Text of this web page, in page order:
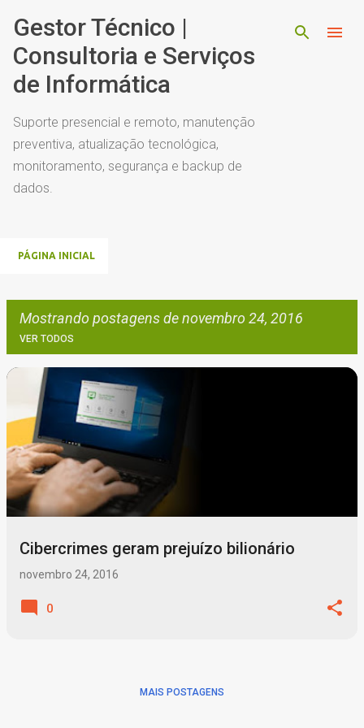
Pular para o conteúdo principal
Gestor Técnico |
Consultoria e Serviços
de Informática
Suporte presencial e remoto, manutenção
preventiva, atualização tecnológica,
monitoramento, segurança e backup de
dados.
PÁGINA INICIAL
Mostrando postagens de novembro 24, 2016
VER TODOS
o
s
t
a
Cibercrimes geram prejuízo bilionário
novembro 24, 2016
0
MAIS POSTAGENS